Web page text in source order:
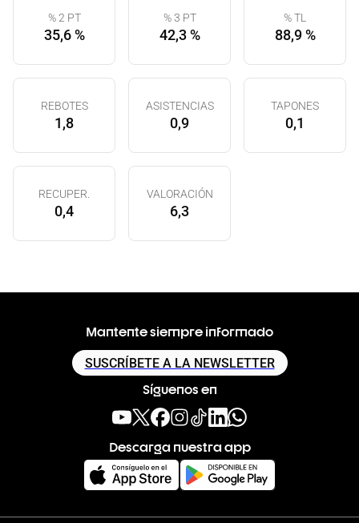
% 2 PT
35,6 %
% 3 PT
42,3 %
% TL
88,9 %
REBOTES
1,8
ASISTENCIAS
0,9
TAPONES
0,1
RECUPER.
0,4
VALORACIÓN
6,3
Mantente siempre informado
SUSCRÍBETE A LA NEWSLETTER
Síguenos en
Descarga nuestra app